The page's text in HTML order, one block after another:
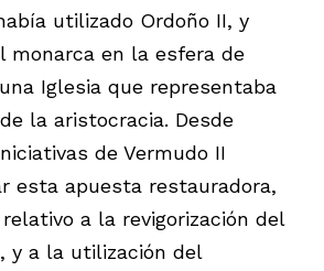
utilizado Ordoño II, y
monarca en la esfera de
Iglesia que representaba
la aristocracia. Desde
de Vermudo II
esta apuesta restauradora,
a la revigorización del
y a la utilización del